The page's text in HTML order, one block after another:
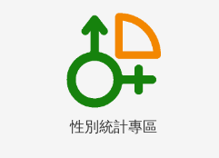
性別統計專區